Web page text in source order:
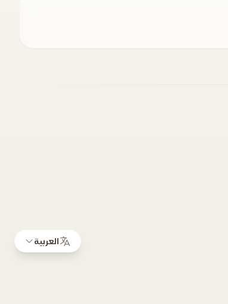
العربية